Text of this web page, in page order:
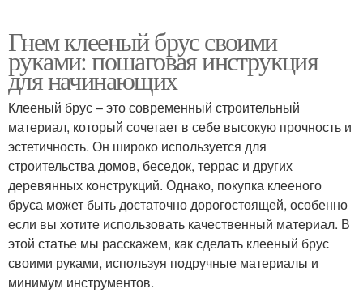
Гнем клееный брус своими
руками: пошаговая инструкция
для начинающих
Клееный брус – это современный строительный
материал, который сочетает в себе высокую прочность и
эстетичность. Он широко используется для
строительства домов, беседок, террас и других
деревянных конструкций. Однако, покупка клееного
бруса может быть достаточно дорогостоящей, особенно
если вы хотите использовать качественный материал. В
этой статье мы расскажем, как сделать клееный брус
своими руками, используя подручные материалы и
минимум инструментов.